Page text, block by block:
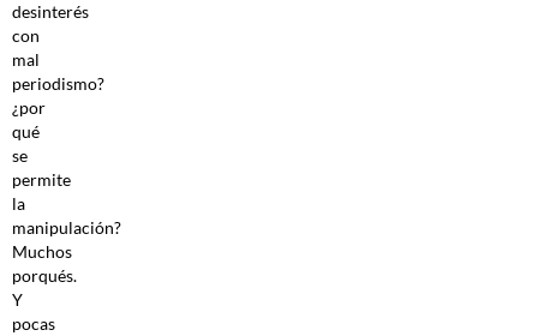
desinterés
con
mal
periodismo?
¿por
qué
se
permite
la
manipulación?
Muchos
porqués.
Y
pocas